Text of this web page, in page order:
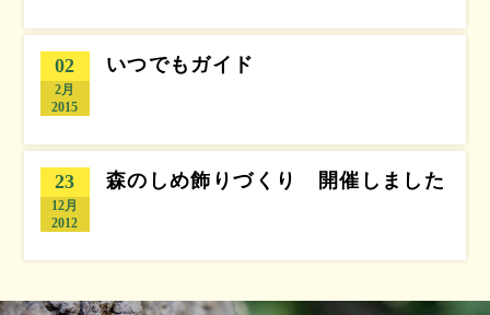
02
2月
2015
いつでもガイド
23
12月
2012
森のしめ飾りづくり 開催しました